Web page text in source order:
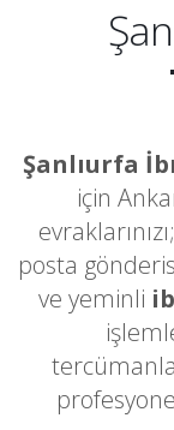
Şanlıurfa
için
posta
ve yeminli